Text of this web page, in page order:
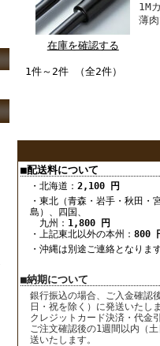
在庫を確認する
1M
薄
1件～2件 （全2件）
■配送料について
・北海道： 2,100 円
・東北（青森・岩手・秋田・
島）、四国、
九州： 1,800 円
・上記東北以外の本州： 800
・沖縄は別途ご連絡となりま
■納期について
銀行振込の場合、ご入金確認
日・祝を除く）に発送いたし
クレジットカード決済・代金
ご注文確認後の1週間以内（
送いたします。